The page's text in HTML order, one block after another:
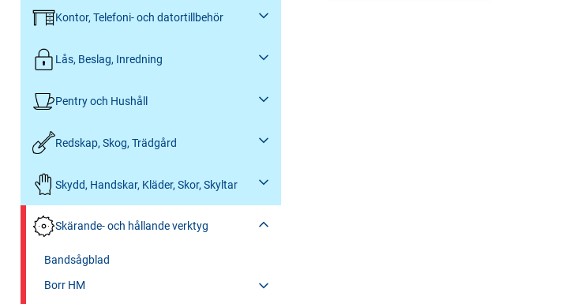
Kontor, Telefoni- och datortillbehör
Lås, Beslag, Inredning
Pentry och Hushåll
Redskap, Skog, Trädgård
Skydd, Handskar, Kläder, Skor, Skyltar
Skärande- och hållande verktyg
Bandsågblad
Borr HM